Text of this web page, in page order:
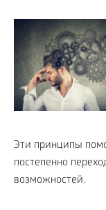
Эти принципы
постепенно
возможностей.